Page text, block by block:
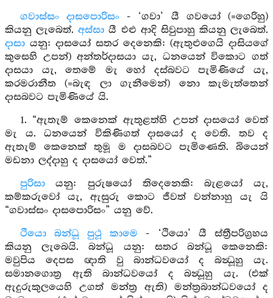
ගවාස්සං දාසපොරිසං- ‘ගවා’ යී ගවයෝ (=ගෙරිහු)
කියනු ලැබෙත්.අස්සා යී එළු ආදි සිවුපාහු කියනු ලැබෙත්.
දාසා යනු: දාසයෝ සතර දෙනෙකි: (ඇතුළුගෙයි දාසියගේ
කුසෙහි උපන්) අන්තර්දාසයා යැ, ධනයෙන් විකොට ගත්
දාසයා යැ, තෙමේ මැ හෝ දස්බවට පැමිණියේ යැ,
කරමරානීත (=බැඳ ලා ගැනීමෙන්) නො කැමැත්තෙන්
දාසබවට පැමිණියේ යි.
1. “ඇතැම් කෙනෙක් ඇතුළත්හි උපන් දාසයෝ වෙත්
මැ ය. ධනයෙන් විකිණිගත් දාසයෝ ද වෙති. තව ද
ඇතැම් කෙනෙක් තුමූ ම දාසබවට පැමිණෙති. බියෙන්
මඩනා ලද්දාහු ද දාසයෝ වෙත්.”
පුරිසායනු: පුරුෂයෝ තිදෙනෙකි: බැළයෝ යැ,
කම්කරුවෝ යැ, ඇසුරු කොට ජීවත් වන්නාහු යැ යි
“ගවාස්සං දාසපොරිසං” යනු වේ.
ථියො බන්ධූ පුථූ කාමෙ - ‘ථියො’ යී ස්ත්‍රීපරිග්‍රහය
කියනු ලැබෙයි. බන්ධූ යනු: සතර බන්ධූ කෙනෙකි:
මවුපිය දෙපස ඥාති වු බාන්ධවයෝ ද බන්‍ධූහු යැ.
සමානගොත්‍ර ඇති බාන්ධවයෝ ද බන්‍ධූහු යැ. (එක්
ඇදුරුකුලයෙහි උගත් මන්ත්‍ර ඇති) මන්ත්‍රබාන්ධවයෝ ද